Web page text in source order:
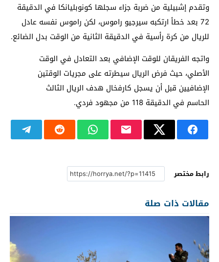
وتقدم إشبيلية من ضربة جزاء سجلها كونوبليانكا في الدقيقة
72 بعد خطأ ارتكبه سيرجيو راموس، لكن راموس نفسه عادل
للريال من كرة رأسية في الدقيقة الثانية من الوقت بدل الضائع.
واتجه الفريقان للوقت الإضافي بعد التعادل في الوقت
الأصلي، حيث فرض الريال سيطرته على مجريات الوقتين
الإضافيين قبل أن يسجل كارفخال هدف الريال الثالث
الحاسم في الدقيقة 118 من مجهود فردي.
رابط مختصر
مقالات ذات صلة